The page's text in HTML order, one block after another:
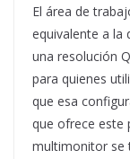
El área de
equivalente a la
una resolución
para quienes
que esa
que ofrece este
multimonitor se